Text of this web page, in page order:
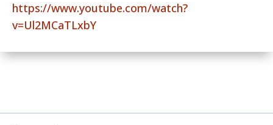
https://www.youtube.com/watch?
v=Ul2MCaTLxbY